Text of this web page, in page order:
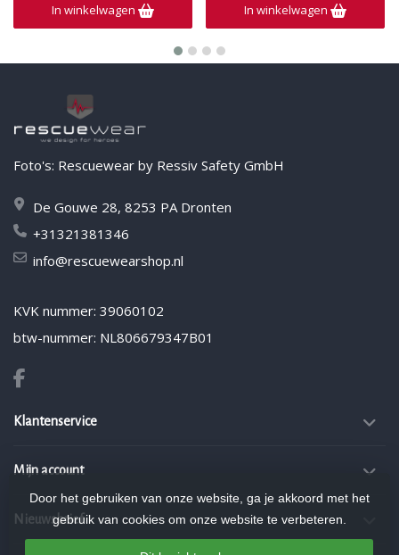
In winkelwagen In winkelwagen
Foto's: Rescuewear by Ressiv Safety GmbH
De Gouwe 28, 8253 PA Dronten
+31321381346
info@rescuewearshop.nl
KVK nummer: 39060102
btw-nummer: NL806679347B01
Klantenservice
Mijn account
Nieuwsbrief
Door het gebruiken van onze website, ga je akkoord met het
gebruik van cookies om onze website te verbeteren.